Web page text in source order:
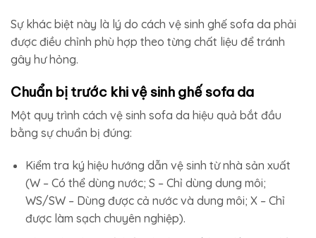
Sự khác biệt này là lý do cách vệ sinh ghế sofa da phải
được điều chỉnh phù hợp theo từng chất liệu để tránh
gây hư hỏng.
Chuẩn bị trước khi vệ sinh ghế sofa da
Một quy trình cách vệ sinh sofa da hiệu quả bắt đầu
bằng sự chuẩn bị đúng:
Kiểm tra ký hiệu hướng dẫn vệ sinh từ nhà sản xuất
(W – Có thể dùng nước; S – Chỉ dùng dung môi;
WS/SW – Dùng được cả nước và dung môi; X – Chỉ
được làm sạch chuyên nghiệp).